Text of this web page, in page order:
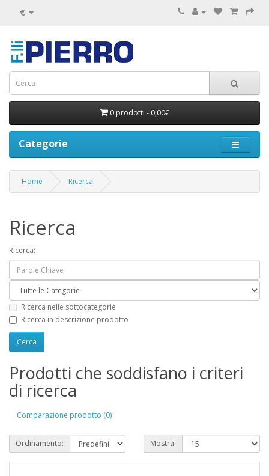
€
0 prodotti - 0,00€
Categorie
Home Ricerca
Ricerca
Ricerca:
Ricerca nelle sottocategorie
Ricerca in descrizione prodotto
Prodotti che soddisfano i criteri
di ricerca
Comparazione prodotto (0)
Ordinamento: Mostra: